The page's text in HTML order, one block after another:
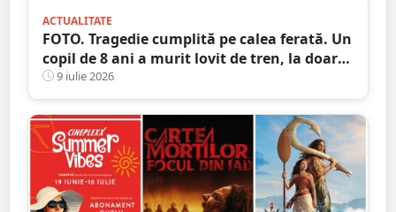
ACTUALITATE
FOTO. Tragedie cumplită pe calea ferată. Un
copil de 8 ani a murit lovit de tren, la doar
câteva minute după ce tatăl îi anunțase
dispariția
9 iulie 2026